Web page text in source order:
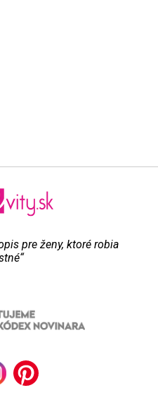
pre ženy, ktoré robia